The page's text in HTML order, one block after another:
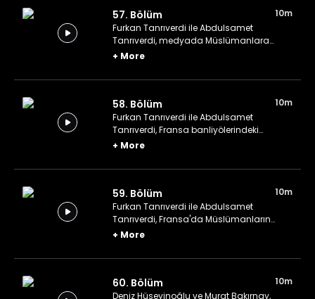
57. Bölüm
10m
Furkan Tanrıverdi ile Abdulsamet
Tanrıverdi, medyada Müslümanlara
yönelik sorunlu söylemler üzerine
+ More
58. Bölüm
10m
Furkan Tanrıverdi ile Abdulsamet
Tanrıverdi, Fransa banliyölerindeki
sosyoekonomik doku üzerine konuşuyor.
+ More
59. Bölüm
10m
Furkan Tanrıverdi ile Abdulsamet
Tanrıverdi, Fransa'da Müslümanların
siyasi hayata katılımını engelleyen
+ More
60. Bölüm
10m
Deniz Hüseyinoğlu ve Murat Bakırnay,